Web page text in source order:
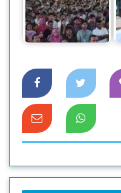
আইইউবিএটি’র ফল
২০২৪ সেমিস্টারের নবীন
শিক্ষার্থীদের…